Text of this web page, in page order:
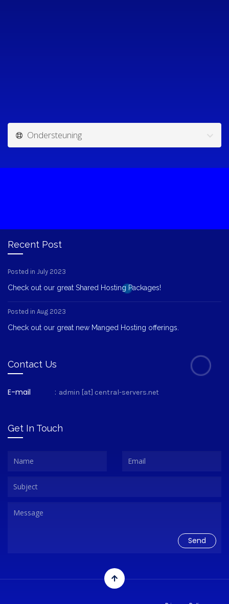
Ondersteuning
Recent Post
Posted in July 2023
Check out our great Shared Hosting Packages!
Posted in Aug 2023
Check out our great new Manged Hosting offerings.
Contact Us
E-mail : admin [at] central-servers.net
Get In Touch